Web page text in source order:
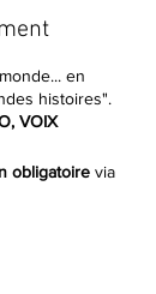
en
histoires".
VOIX
obligatoire via